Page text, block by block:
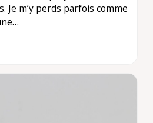
Je m’y perds parfois comme